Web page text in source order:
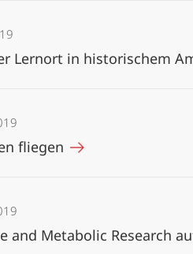
Lernort in historischem
fliegen
and Metabolic Research